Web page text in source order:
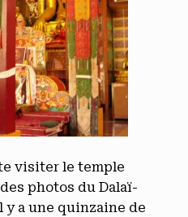
visiter le temple
photos du Dalaï-
y a une quinzaine de